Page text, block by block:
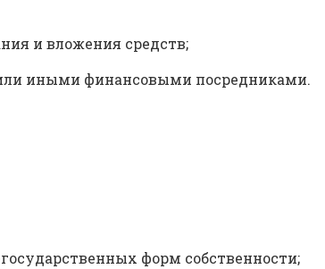
и вложения средств;
иными финансовыми посредниками.
форм собственности;